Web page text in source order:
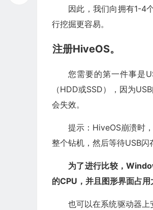
因此，我们向拥有1-4
行挖掘更容易。
注册HiveOS。
您需要的第一件事是
（HDD或SSD），因为
会失效。
提示：HiveOS崩溃时
整个钻机，然后等待USB闪
为了进行比较，
的CPU，并且图形界面占
也可以在系统驱动器